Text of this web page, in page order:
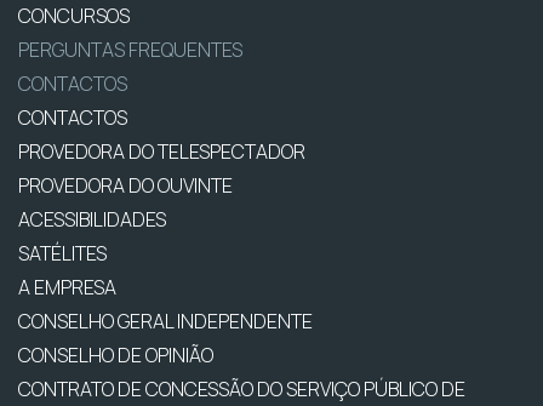
CONCURSOS
PERGUNTAS FREQUENTES
CONTACTOS
CONTACTOS
PROVEDORA DO TELESPECTADOR
PROVEDORA DO OUVINTE
ACESSIBILIDADES
SATÉLITES
A EMPRESA
CONSELHO GERAL INDEPENDENTE
CONSELHO DE OPINIÃO
CONTRATO DE CONCESSÃO DO SERVIÇO PÚBLICO DE